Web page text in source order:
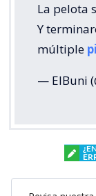
La pelota
Y
múltiple
— ElBuni